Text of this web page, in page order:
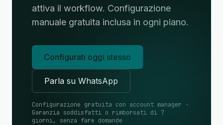
attiva il workflow. Configurazione
manuale gratuita inclusa in ogni piano.
Configurati oggi stesso
Parla su WhatsApp
Configurazione gratuita con account manager ·
Garanzia soddisfatti o rimborsati di 7
giorni, senza fare domande